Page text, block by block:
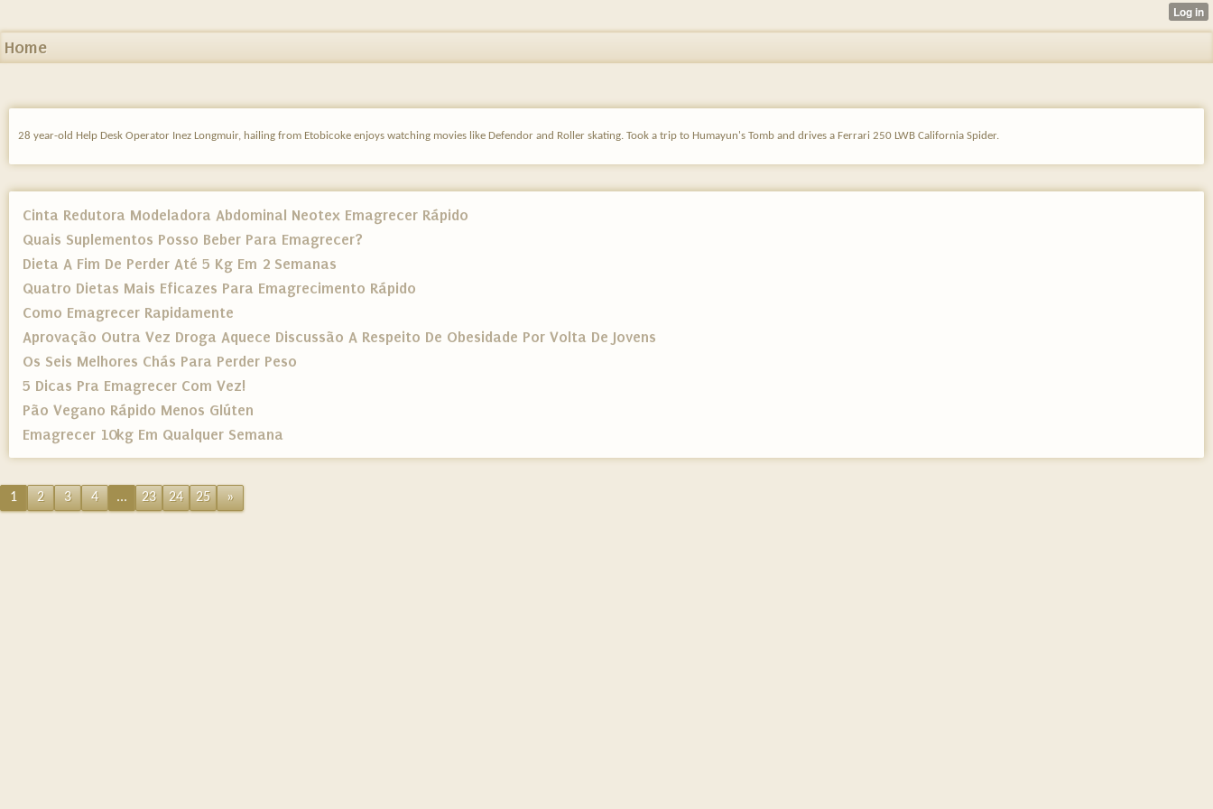
Home
28 year-old Help Desk Operator Inez Longmuir, hailing from Etobicoke enjoys watching movies like Defendor and Roller skating. Took a trip to Humayun's Tomb and drives a Ferrari 250 LWB California Spider.
Cinta Redutora Modeladora Abdominal Neotex Emagrecer Rápido
Quais Suplementos Posso Beber Para Emagrecer?
Dieta A Fim De Perder Até 5 Kg Em 2 Semanas
Quatro Dietas Mais Eficazes Para Emagrecimento Rápido
Como Emagrecer Rapidamente
Aprovação Outra Vez Droga Aquece Discussão A Respeito De Obesidade Por Volta De Jovens
Os Seis Melhores Chás Para Perder Peso
5 Dicas Pra Emagrecer Com Vez!
Pão Vegano Rápido Menos Glúten
Emagrecer 10kg Em Qualquer Semana
1 2 3 4 ... 23 24 25 »